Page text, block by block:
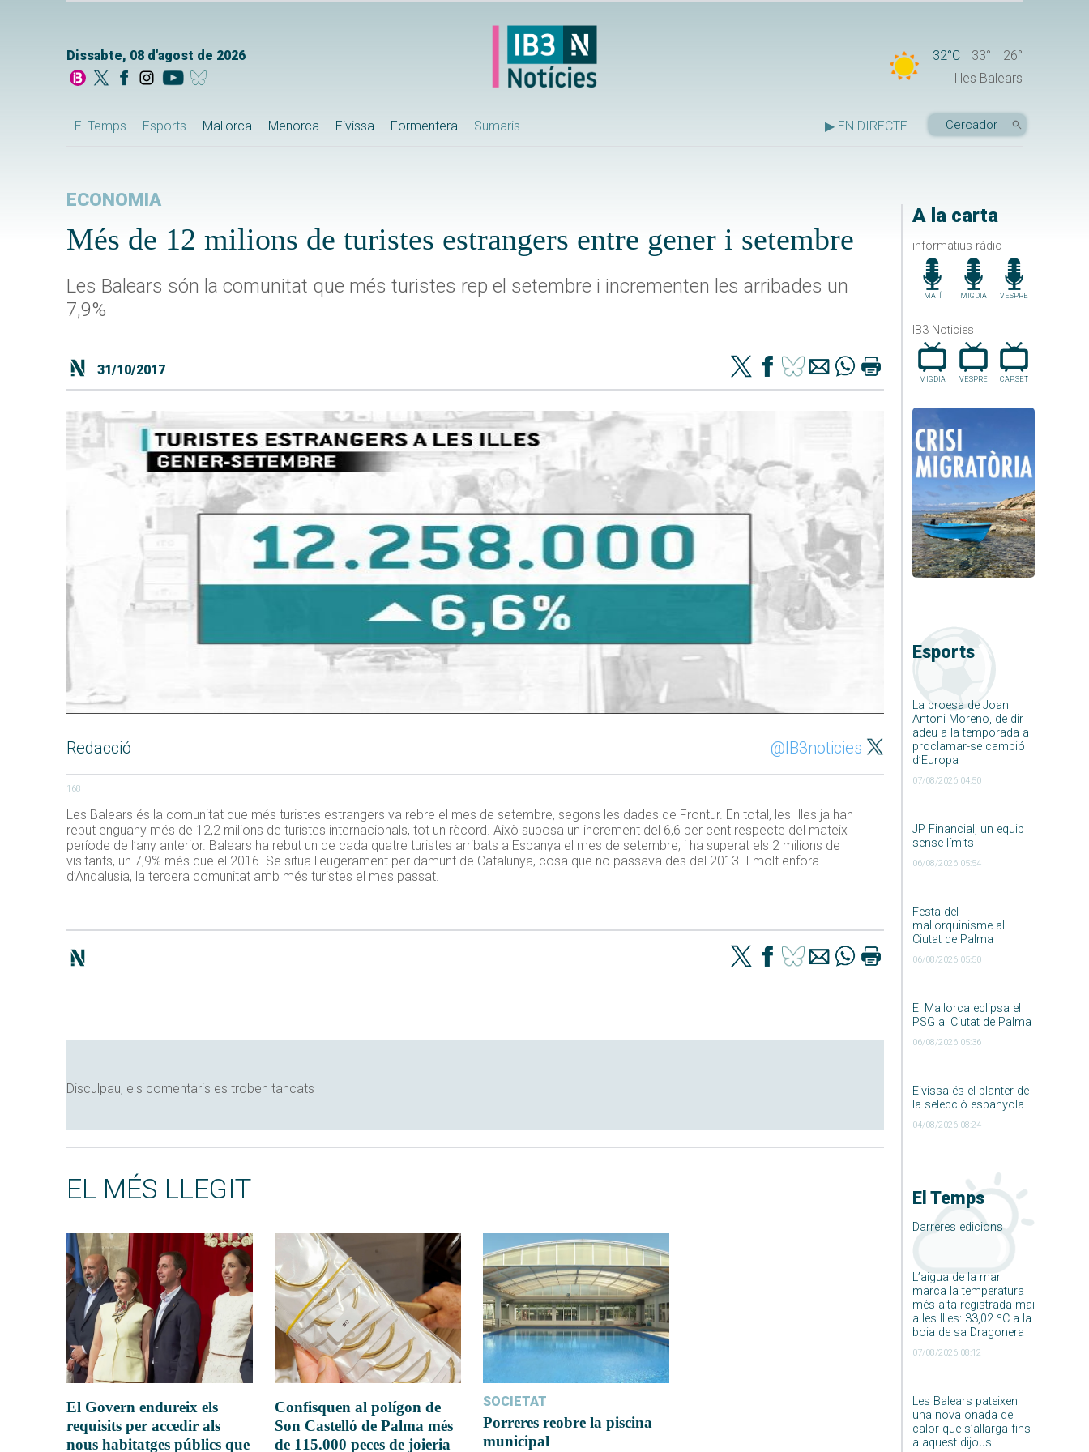
Dissabte, 08 d'agost de 2026 32°C 33°
26°
Illes Balears
El Temps Esports Mallorca Menorca Eivissa Formentera Sumaris ▶ EN DIRECTE
A la carta
informatius ràdio
MATÍ MIGDIA VESPRE
IB3 Noticies
MIGDIA VESPRE CAP.SET
Esports
La proesa de Joan
Antoni Moreno, de dir
adeu a la temporada a
proclamar-se campió
d’Europa
07/08/2026 04:50
JP Financial, un equip
sense límits
06/08/2026 05:54
Festa del
mallorquinisme al
Ciutat de Palma
06/08/2026 05:50
El Mallorca eclipsa el
PSG al Ciutat de Palma
06/08/2026 05:36
Eivissa és el planter de
la selecció espanyola
04/08/2026 08:24
El Temps
Darreres edicions
L’aigua de la mar
marca la temperatura
més alta registrada mai
a les Illes: 33,02 ºC a la
boia de sa Dragonera
07/08/2026 08:12
Les Balears pateixen
una nova onada de
calor que s’allarga fins
a aquest dijous
ECONOMIA
Més de 12 milions de turistes estrangers entre gener i setembre
Les Balears són la comunitat que més turistes rep el setembre i incrementen les arribades un
7,9%
31/10/2017
Redacció @IB3noticies
168
Les Balears és la comunitat que més turistes estrangers va rebre el mes de setembre, segons les dades de Frontur. En total, les Illes ja han
rebut enguany més de 12,2 milions de turistes internacionals, tot un rècord. Això suposa un increment del 6,6 per cent respecte del mateix
període de l’any anterior. Balears ha rebut un de cada quatre turistes arribats a Espanya el mes de setembre, i ha superat els 2 milions de
visitants, un 7,9% més que el 2016. Se situa lleugerament per damunt de Catalunya, cosa que no passava des del 2013. I molt enfora
d’Andalusia, la tercera comunitat amb més turistes el mes passat.
Disculpau, els comentaris es troben tancats
EL MÉS LLEGIT
El Govern endureix els
requisits per accedir als
nous habitatges públics que
Confisquen al polígon de
Son Castelló de Palma més
de 115.000 peces de joieria
SOCIETAT
Porreres reobre la piscina
municipal